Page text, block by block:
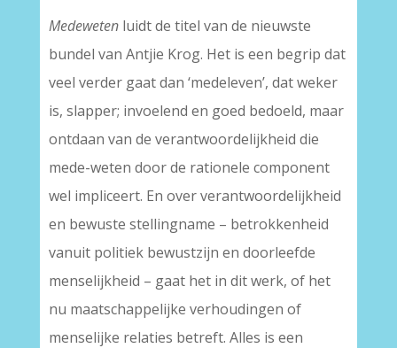
Medeweten luidt de titel van de nieuwste
bundel van Antjie Krog. Het is een begrip dat
veel verder gaat dan ‘medeleven’, dat weker
is, slapper; invoelend en goed bedoeld, maar
ontdaan van de verantwoordelijkheid die
mede-weten door de rationele component
wel impliceert. En over verantwoordelijkheid
en bewuste stellingname – betrokkenheid
vanuit politiek bewustzijn en doorleefde
menselijkheid – gaat het in dit werk, of het
nu maatschappelijke verhoudingen of
menselijke relaties betreft. Alles is een